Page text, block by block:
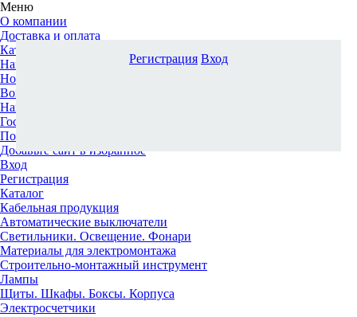
Меню
О компании
Доставка и оплата
Каталог
Наши офисы
Новости и новинки
Вопрос-ответ
Наша команда
Гос. заказчикам
Поставщикам
Добавьте сайт в избранное
Вход
Регистрация
Каталог
Кабельная продукция
Автоматические выключатели
Светильники. Освещение. Фонари
Материалы для электромонтажа
Строительно-монтажный инструмент
Лампы
Щиты. Шкафы. Боксы. Корпуса
Электросчетчики
Регистрация Вход